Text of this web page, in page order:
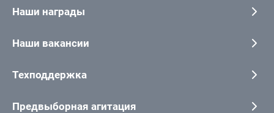
Наши награды
Наши вакансии
Техподдержка
Предвыборная агитация